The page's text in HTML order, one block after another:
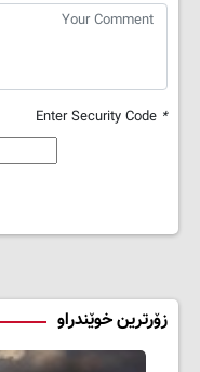
*
زۆرترین خوێندراو